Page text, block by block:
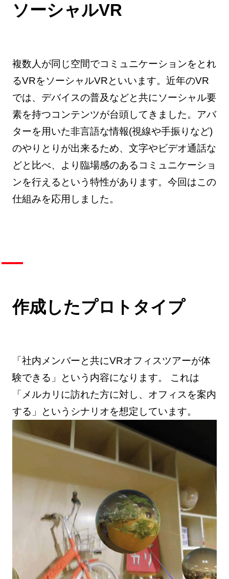
ソーシャルVR
複数人が同じ空間でコミュニケーションをとれ
るVRをソーシャルVRといいます。近年のVR
では、デバイスの普及などと共にソーシャル要
素を持つコンテンツが台頭してきました。アバ
ターを用いた非言語な情報(視線や手振りなど)
のやりとりが出来るため、文字やビデオ通話な
どと比べ、より臨場感のあるコミュニケーショ
ンを行えるという特性があります。今回はこの
仕組みを応用しました。
作成したプロトタイプ
「社内メンバーと共にVRオフィスツアーが体
験できる」という内容になります。 これは
「メルカリに訪れた方に対し、オフィスを案内
する」というシナリオを想定しています。